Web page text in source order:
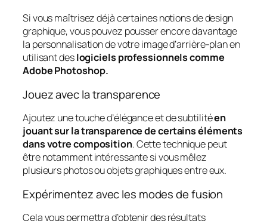
Si vous maîtrisez déjà certaines notions de design
graphique, vous pouvez pousser encore davantage
la personnalisation de votre image d’arrière-plan en
utilisant deslogiciels professionnels comme
Adobe Photoshop.
Jouez avec la transparence
Ajoutez une touche d’élégance et de subtilitéen
jouant sur la transparence de certains éléments
dans votre composition. Cette technique peut
être notamment intéressante si vous mêlez
plusieurs photos ou objets graphiques entre eux.
Expérimentez avec les modes de fusion
Cela vous permettra d’obtenir des résultats